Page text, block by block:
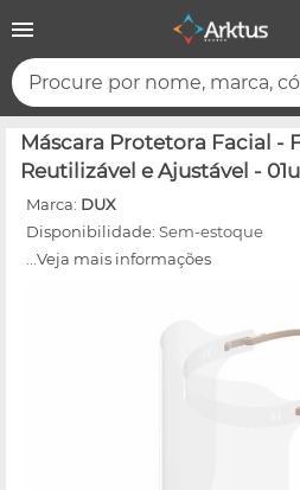
Procure por nome, marca,
Máscara Protetora Facial -
Reutilizável e Ajustável -
Marca: DUX
Disponibilidade: Sem-estoque
...Veja mais informações